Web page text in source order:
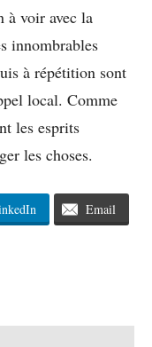
à voir avec la
innombrables
à répétition sont
local. Comme
les esprits
les choses.
Email